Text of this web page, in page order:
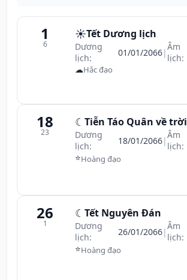
1
6
☀️Tết Dương lịch
Dương
lịch:
01/01/2066|Âm
lịch:
☁Hắc đạo
18
23
☾ Tiễn Táo Quân về trời
Dương
lịch:
18/01/2066|Âm
lịch:
⭐Hoàng đạo
26
1
☾ Tết Nguyên Đán
Dương
lịch:
26/01/2066|Âm
lịch:
⭐Hoàng đạo